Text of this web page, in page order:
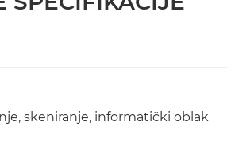
skeniranje, informatički oblak